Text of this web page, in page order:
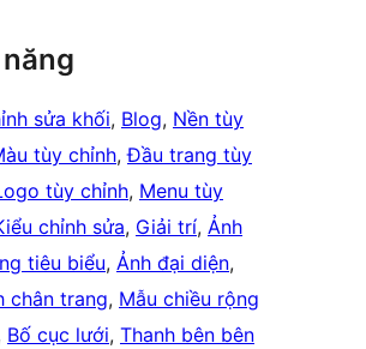
sửa khối, Blog, Nền tùy
tùy chỉnh, Đầu trang tùy
tùy chỉnh, Menu tùy
chỉnh sửa, Giải trí, Ảnh
tiêu biểu, Ảnh đại diện
chân trang, Mẫu chiều rộng
Bố cục lưới, Thanh bên bên